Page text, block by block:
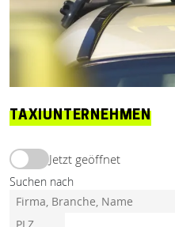
TAXIUNTERNEHMEN
Jetzt geöffnet
Suchen nach